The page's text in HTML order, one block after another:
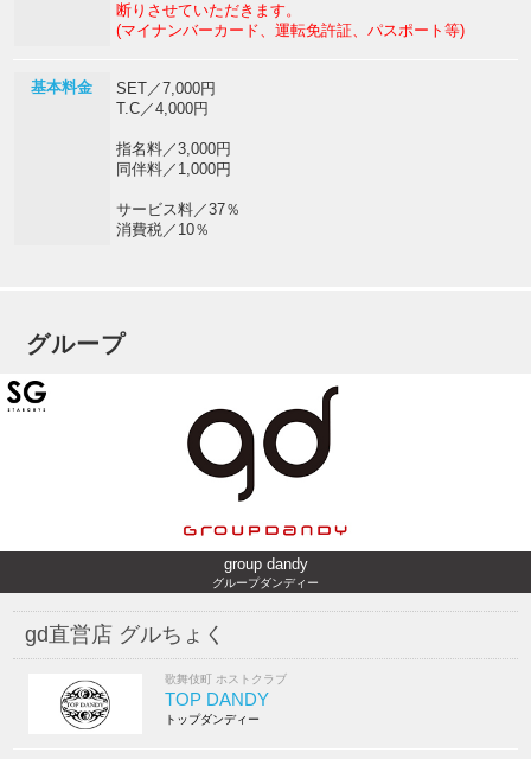
断りさせていただきます。
(マイナンバーカード、運転免許証、パスポート等)
基本料金
SET／7,000円
T.C／4,000円
指名料／3,000円
同伴料／1,000円
サービス料／37％
消費税／10％
グループ
group dandy
グループダンディー
gd直営店 グルちょく
歌舞伎町 ホストクラブ
TOP DANDY
トップダンディー